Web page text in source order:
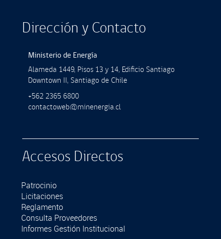
Dirección y Contacto
Ministerio de Energía
Alameda 1449, Pisos 13 y 14, Ediﬁcio Santiago
Downtown II, Santiago de Chile
+562 2365 6800
contactoweb@minenergia.cl
Accesos Directos
Patrocinio
Licitaciones
Reglamento
Consulta Proveedores
Informes Gestión Institucional